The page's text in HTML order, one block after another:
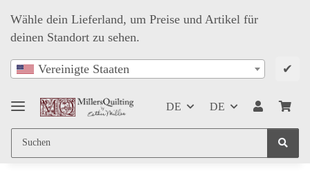
Wähle dein Lieferland, um Preise und Artikel für
deinen Standort zu sehen.
Vereinigte Staaten ✔
DE DE